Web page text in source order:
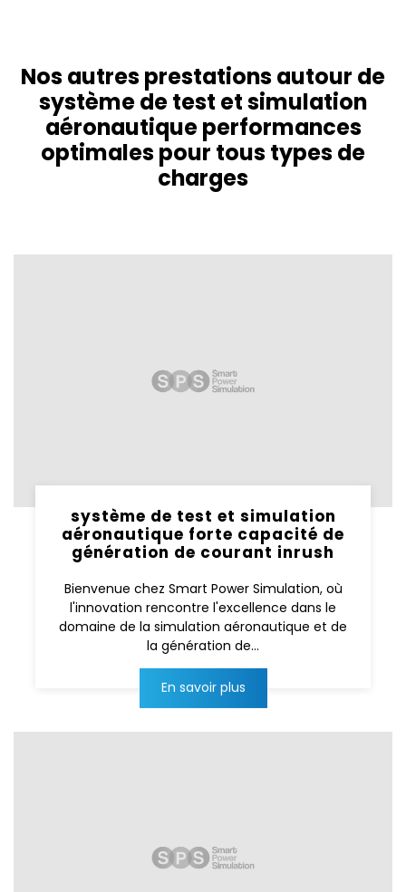
Nos autres prestations autour de
système de test et simulation
aéronautique performances
optimales pour tous types de
charges
système de test et simulation
aéronautique forte capacité de
génération de courant inrush
Bienvenue chez Smart Power Simulation, où
l'innovation rencontre l'excellence dans le
domaine de la simulation aéronautique et de
la génération de...
En savoir plus